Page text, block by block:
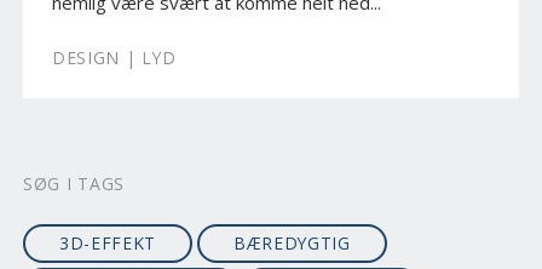
DESIGN | LYD
SØG I TAGS
3D-EFFEKT
BÆREDYGTIG